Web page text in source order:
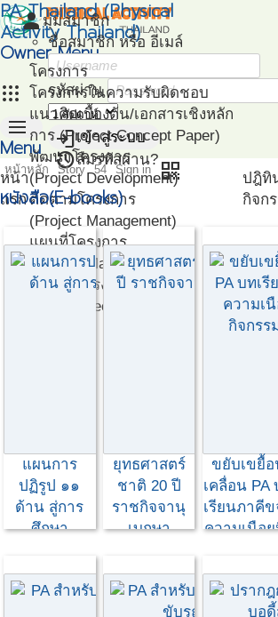
PA Thailand (Physical
Activity Thailand)
Owner Menu
apps
personมุมสมาชิก
ชื่อสมาชิก หรือ อีเมล์
รหัสผ่าน
loginเข้าสู่ระบบ
restoreลืมรหัสผ่าน?
menu
Menu
หน้า
แรก
โครงการ
โครงการในความรับผิดชอบ
แนวคิดเบื้องต้น/เอกสารเชิงหลัก
การ (Project Concept Paper)
พัฒนาโครงการ
(Project Development)
ติดตามโครงการ
(Project Management)
แผนที่โครงการ
(Project Mapping)
รายชื่อโครงการ Like
(Like Project)
ปฎิทิ
กิจก
หน้าหลัก Story 54 Sign in qr_code
หนังสือ(E-books)
แผนการ
ปฏิรูป ๑๑
ด้าน สู่การ
ศึกษา
ยุทธศาสตร์
ชาติ 20 ปี
ราชกิจจานุ
เบกษา
ขยับเขยื้
เคลื่อน PA
เรียนภาคี
ความเนือ
ทางกาย